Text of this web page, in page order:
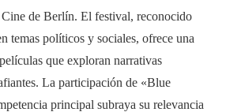
de Berlín. El festival, reconocido
temas políticos y sociales, ofrece una
que exploran narrativas
La participación de «Blue
principal subraya su relevancia